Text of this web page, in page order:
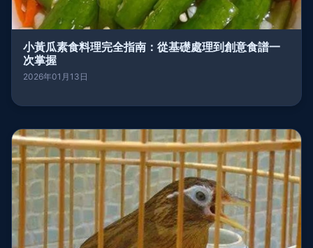
小黃瓜素食料理完全指南：從基礎處理到創意食譜一
次掌握
2026年01月13日